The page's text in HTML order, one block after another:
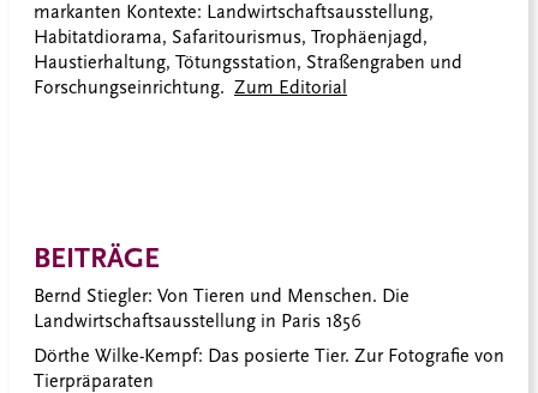
markanten Kontexte: Landwirtschaftsausstellung,
Habitatdiorama, Safaritourismus, Trophäenjagd,
Haustierhaltung, Tötungsstation, Straßengraben und
Forschungseinrichtung. Zum Editorial
BEITRÄGE
Bernd Stiegler: Von Tieren und Menschen. Die
Landwirtschaftsausstellung in Paris 1856
Dörthe Wilke-Kempf: Das posierte Tier. Zur Fotografie von
Tierpräparaten